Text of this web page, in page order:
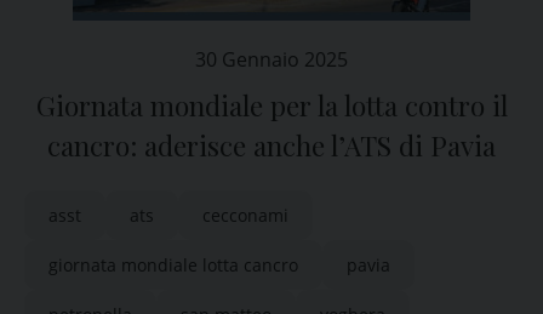
30 Gennaio 2025
Giornata mondiale per la lotta contro il
cancro: aderisce anche l’ATS di Pavia
asst ats cecconami
giornata mondiale lotta cancro pavia